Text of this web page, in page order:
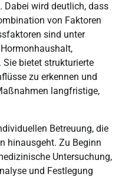
Dabei wird deutlich, dass
von Faktoren
sind unter
bietet strukturierte
zu erkennen und
langfristige,
Betreuung, die
hinausgeht. Zu Beginn
Untersuchung,
und Festlegung